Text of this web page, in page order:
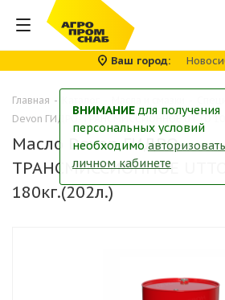
Ваш город
Главная -
Devon ГИДРО-ТРАНСМИССИОННОЕ UTTO
Масло Devon ГИДРО-
ТРАНСМИССИОННОЕ UTTO
180кг.(202л.)
ВНИМАНИЕ для получения
персональных условий
необходимо
личном кабинете